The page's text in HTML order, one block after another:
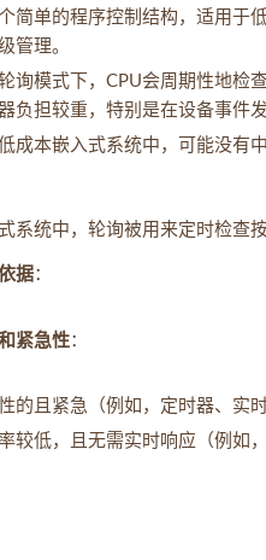
简单的程序控制结构，适用于
管理。
询模式下，CPU会周期性地检
负担较重，特别是在设备事件
成本嵌入式系统中，可能没有
系统中，轮询被用来定时检查
据：
紧急性：
的且紧急（例如，定时器、实
较低，且无需实时响应（例如